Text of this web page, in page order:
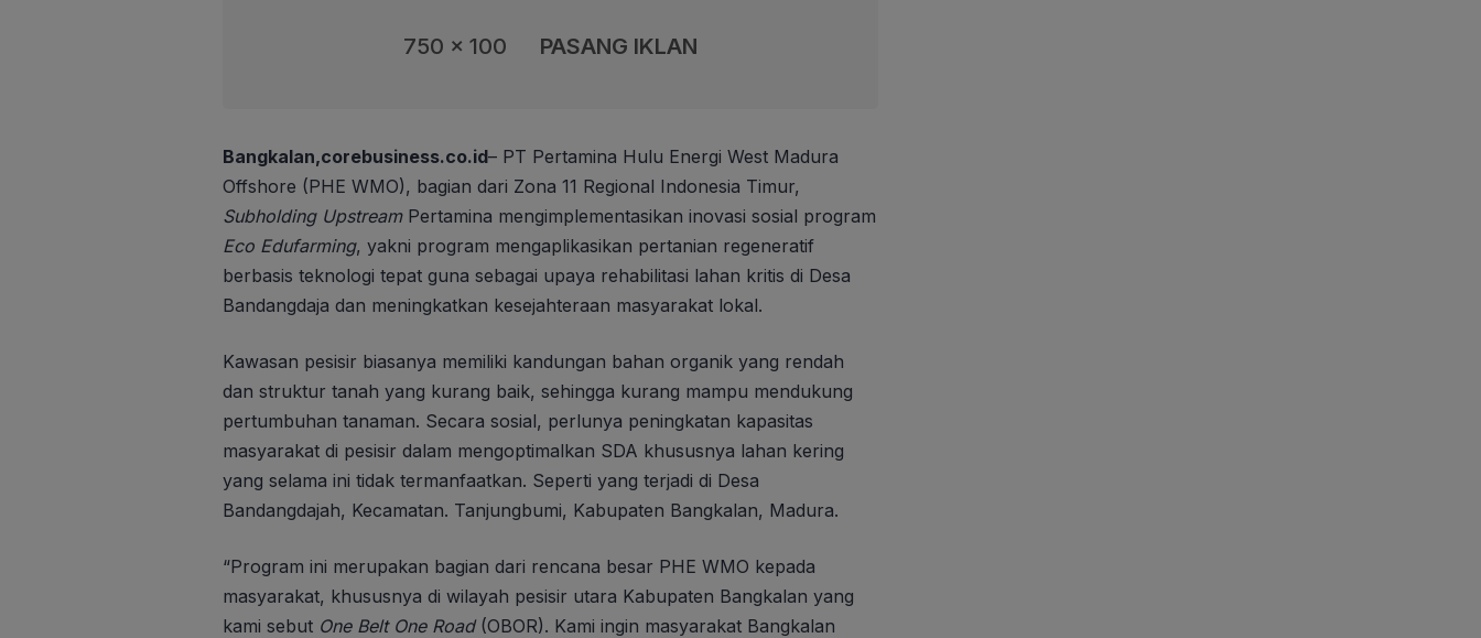
750 x 100 PASANG IKLAN
Bangkalan,corebusiness.co.id– PT Pertamina Hulu Energi West Madura
Offshore (PHE WMO), bagian dari Zona 11 Regional Indonesia Timur,
Subholding UpstreamPertamina mengimplementasikan inovasi sosial program
Eco Edufarming, yakni program mengaplikasikan pertanian regeneratif
berbasis teknologi tepat guna sebagai upaya rehabilitasi lahan kritis di Desa
Bandangdaja dan meningkatkan kesejahteraan masyarakat lokal.
Kawasan pesisir biasanya memiliki kandungan bahan organik yang rendah
dan struktur tanah yang kurang baik, sehingga kurang mampu mendukung
pertumbuhan tanaman. Secara sosial, perlunya peningkatan kapasitas
masyarakat di pesisir dalam mengoptimalkan SDA khususnya lahan kering
yang selama ini tidak termanfaatkan. Seperti yang terjadi di Desa
Bandangdajah, Kecamatan. Tanjungbumi, Kabupaten Bangkalan, Madura.
“Program ini merupakan bagian dari rencana besar PHE WMO kepada
masyarakat, khususnya di wilayah pesisir utara Kabupaten Bangkalan yang
kami sebut One Belt One Road(OBOR). Kami ingin masyarakat Bangkalan